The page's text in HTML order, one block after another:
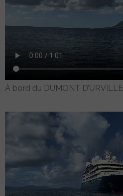
À bord du DUMONT D’URVILLE